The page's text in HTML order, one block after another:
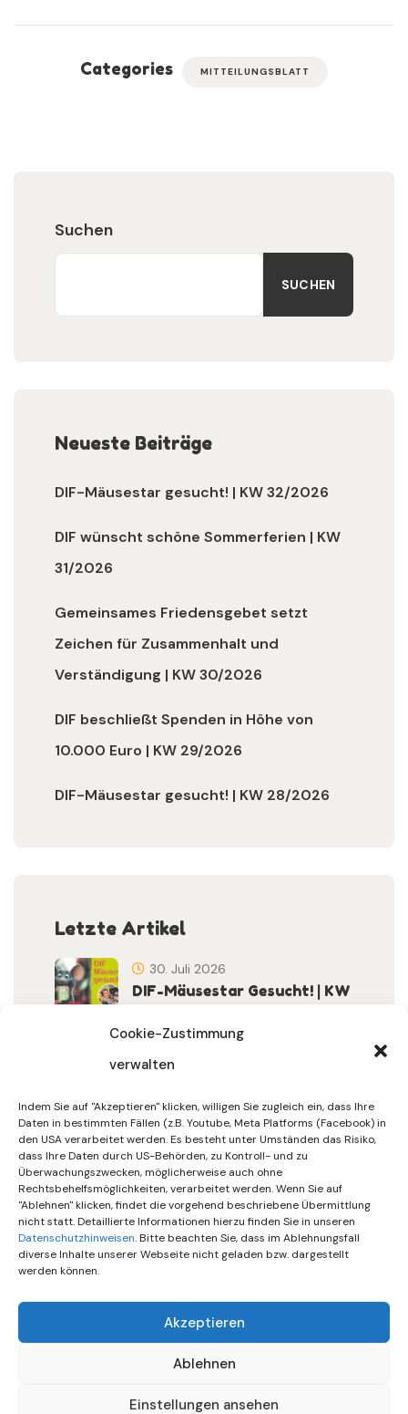
Cookie-Zustimmung
verwalten
Indem Sie auf "Akzeptieren" klicken, willigen Sie zugleich ein, dass Ihre
Daten in bestimmten Fällen (z.B. Youtube, Meta Platforms (Facebook) in
den USA verarbeitet werden. Es besteht unter Umständen das Risiko,
dass Ihre Daten durch US-Behörden, zu Kontroll- und zu
Überwachungszwecken, möglicherweise auch ohne
Rechtsbehelfsmöglichkeiten, verarbeitet werden. Wenn Sie auf
"Ablehnen" klicken, findet die vorgehend beschriebene Übermittlung
nicht statt. Detaillierte Informationen hierzu finden Sie in unseren
Datenschutzhinweisen. Bitte beachten Sie, dass im Ablehnungsfall
diverse Inhalte unserer Webseite nicht geladen bzw. dargestellt
werden können.
Akzeptieren
Ablehnen
Einstellungen ansehen
Categories MITTEILUNGSBLATT
Suchen
SUCHEN
Neueste Beiträge
DIF-Mäusestar gesucht! | KW 32/2026
DIF wünscht schöne Sommerferien | KW
31/2026
Gemeinsames Friedensgebet setzt
Zeichen für Zusammenhalt und
Verständigung | KW 30/2026
DIF beschließt Spenden in Höhe von
10.000 Euro | KW 29/2026
DIF-Mäusestar gesucht! | KW 28/2026
Letzte Artikel
DIF-Mäusestar Gesucht! | KW
30. Juli 2026
Sommerferien | KW 31/…
30. Juli 2026
Gemeinsames Friedensgebet
Setzt Zeichen …
15. Juli 2026